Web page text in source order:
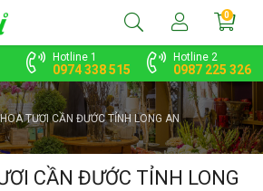
Hotline 1
0974 338 515
Hotline 2
0987 225 326
0
TƯƠI CẦN ĐƯỚC TỈNH LONG AN
CẦN ĐƯỚC TỈNH LONG